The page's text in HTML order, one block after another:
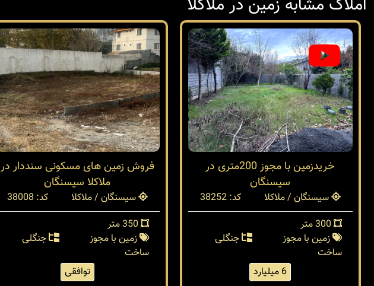
املاک مشابه زمین در ملاکلا
خریدزمین با مجوز 200متری در
سیسنگان
سیسنگان / ملاکلا
کد: 38252
زمین با مجوز
ساخت
جنگلی
6 میلیارد
فروش زمین های مسکونی سنددار در
ملاکلا سیسنگان
سیسنگان / ملاکلا
کد: 38008
زمین با مجوز
ساخت
جنگلی
توافقی